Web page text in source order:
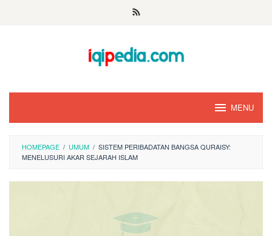
MENU
HOMEPAGE / UMUM / SISTEM PERIBADATAN BANGSA QURAISY:
MENELUSURI AKAR SEJARAH ISLAM